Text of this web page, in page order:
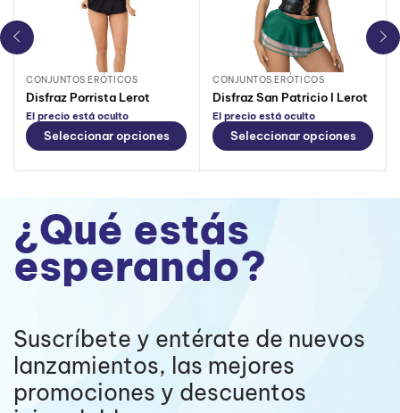
CONJUNTOS ERÓTICOS
Disfraz Porrista Lerot
El precio está oculto
Seleccionar opciones
CONJUNTOS ERÓTICOS
Disfraz San Patricio I Lerot
El precio está oculto
Seleccionar opciones
¿Qué estás
esperando?
Suscríbete y entérate de nuevos
lanzamientos, las mejores
promociones y descuentos